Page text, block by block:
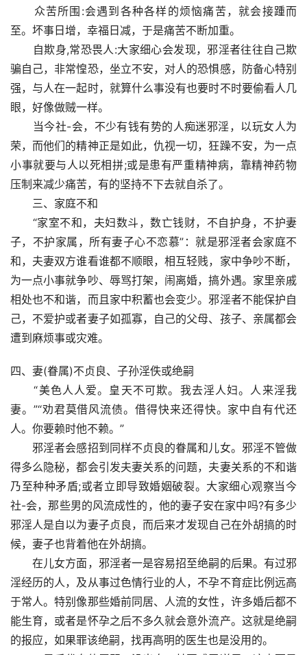
众苦所围:会遇到各种各样的烦恼痛苦，就会接踵而
至。坏事日增，幸福日减，于是痛苦不断加重。
自欺身,常恐畏人:大家细心会发现，邪淫者往往自己欺
骗自己，非常惶恐，坐立不安，对人的恐惧感，防备心特别
强，与人在一起时，就算什么事没有也要时不时要偷看人几
眼，好像做贼一样。
当今社-会，不少有钱有势的人痴迷邪淫，以玩女人为
荣，而他们的精神正是如此，仇视一切，狂躁不安，为一点
小事就要与人以死相拼;或是患有严重精神病，靠精神药物
压制来减少痛苦，有的坚持不下去就自杀了。
三、家庭不和
“家室不和，夫妇数斗，数亡钱财，不自护身，不护妻
子，不护家属，所有妻子心不恋慕”：就是邪淫者会家庭不
和，夫妻双方谁看谁都不顺眼，相互轻贱，家中争吵不断，
为一点小事就争吵、辱骂打架，闹离婚，搞外遇。家里亲戚
相处也不和谐，而且家中积蓄也会变少。邪淫者不能保护自
己，不爱护或者妻子如孤寡，自己的父母、孩子、亲属都会
遭到麻烦事或灾难。
四、妻(眷属)不贞良、子孙淫佚或绝嗣
“美色人人爱。皇天不可欺。我去淫人妇。人来淫我
妻。”“劝君莫借风流债。借得快来还得快。家中自有代还
人。你要赖时他不赖。”
邪淫者会感招到同样不贞良的眷属和儿女。邪淫不管做
得多么隐秘，都会引发夫妻关系的问题，夫妻关系的不和谐
乃至种种矛盾;或者立即导致婚姻破裂。大家细心观察当今
社-会，那些男的风流成性的，他的妻子安在家中吗?有多少
邪淫人是自以为妻子贞良，而后来才发现自己在外胡搞的时
候，妻子也背着他在外胡搞。
在儿女方面，邪淫者一是容易招至绝嗣的后果。有过邪
淫经历的人，及从事过色情行业的人，不孕不育症比例远高
于常人。特别像那些婚前同居、人流的女性，许多婚后都不
能生育，或者是怀孕之后不多久就会意外流产。这就是绝嗣
的报应，如果罪该绝嗣，找再高明的医生也是没用的。